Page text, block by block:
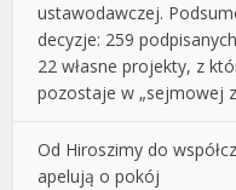
ustawodawczej.
decyzje: 259
22 własne projekty, z
pozostaje w „sejmowej
Od Hiroszimy do
apelują o pokój